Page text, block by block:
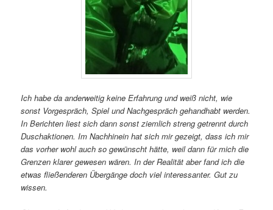
Ich habe da anderweitig keine Erfahrung und weiß nicht, wie
sonst Vorgespräch, Spiel und Nachgespräch gehandhabt werden.
In Berichten liest sich dann sonst ziemlich streng getrennt durch
Duschaktionen. Im Nachhinein hat sich mir gezeigt, dass ich mir
das vorher wohl auch so gewünscht hätte, weil dann für mich die
Grenzen klarer gewesen wären. In der Realität aber fand ich die
etwas fließenderen Übergänge doch viel interessanter. Gut zu
wissen.